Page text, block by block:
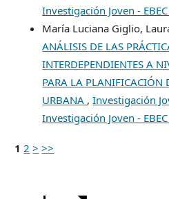
Investigación Joven -
María Luciana Giglio,
ANÁLISIS DE LAS
INTERDEPENDIENTES A
PARA LA
URBANA ,Investigación
Investigación Joven -
1 2 > >>